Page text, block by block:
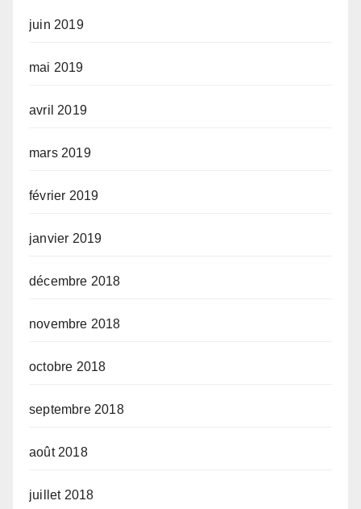
juin 2019
mai 2019
avril 2019
mars 2019
février 2019
janvier 2019
décembre 2018
novembre 2018
octobre 2018
septembre 2018
août 2018
juillet 2018